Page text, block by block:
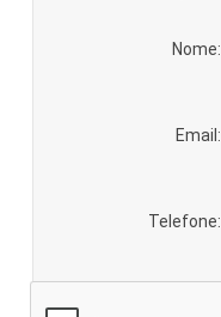
Nome:
Email:
Telefone: